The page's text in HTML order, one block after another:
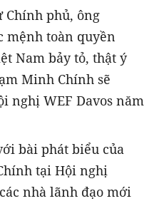
Chính phủ, ông
mệnh toàn quyền
Nam bảy tỏ, thật ý
Minh Chính sẽ
nghị WEF Davos năm
bài phát biểu của
tại Hội nghị
nhà lãnh đạo mới